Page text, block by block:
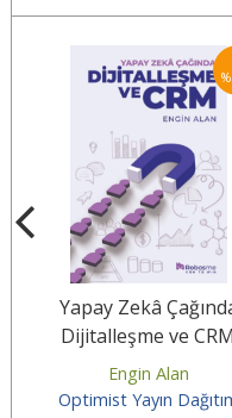
%
Yapay Zekâ
Dijitalleşme ve CRM
Engin Alan
Optimist Yayın